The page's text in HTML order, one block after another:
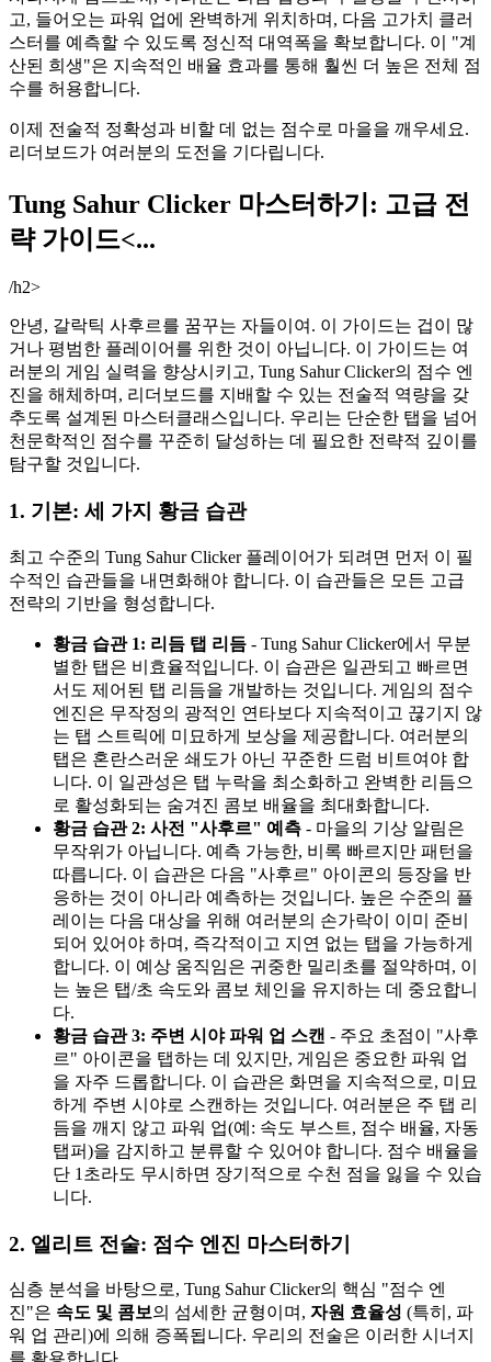
고, 들어오는 파워 업에 완벽하게 위치하며, 다음 고가치 클러
스터를 예측할 수 있도록 정신적 대역폭을 확보합니다. 이 "계
산된 희생"은 지속적인 배율 효과를 통해 훨씬 더 높은 전체 점
수를 허용합니다.
이제 전술적 정확성과 비할 데 없는 점수로 마을을 깨우세요.
리더보드가 여러분의 도전을 기다립니다.
Tung Sahur Clicker 마스터하기: 고급 전
략 가이드<...
/h2>
안녕, 갈락틱 사후르를 꿈꾸는 자들이여. 이 가이드는 겁이 많
거나 평범한 플레이어를 위한 것이 아닙니다. 이 가이드는 여
러분의 게임 실력을 향상시키고, Tung Sahur Clicker의 점수 엔
진을 해체하며, 리더보드를 지배할 수 있는 전술적 역량을 갖
추도록 설계된 마스터클래스입니다. 우리는 단순한 탭을 넘어
천문학적인 점수를 꾸준히 달성하는 데 필요한 전략적 깊이를
탐구할 것입니다.
1. 기본: 세 가지 황금 습관
최고 수준의 Tung Sahur Clicker 플레이어가 되려면 먼저 이 필
수적인 습관들을 내면화해야 합니다. 이 습관들은 모든 고급
전략의 기반을 형성합니다.
황금 습관 1: 리듬 탭 리듬 - Tung Sahur Clicker에서 무분
별한 탭은 비효율적입니다. 이 습관은 일관되고 빠르면
서도 제어된 탭 리듬을 개발하는 것입니다. 게임의 점수
엔진은 무작정의 광적인 연타보다 지속적이고 끊기지 않
는 탭 스트릭에 미묘하게 보상을 제공합니다. 여러분의
탭은 혼란스러운 쇄도가 아닌 꾸준한 드럼 비트여야 합
니다. 이 일관성은 탭 누락을 최소화하고 완벽한 리듬으
로 활성화되는 숨겨진 콤보 배율을 최대화합니다.
황금 습관 2: 사전 "사후르" 예측 - 마을의 기상 알림은
무작위가 아닙니다. 예측 가능한, 비록 빠르지만 패턴을
따릅니다. 이 습관은 다음 "사후르" 아이콘의 등장을 반
응하는 것이 아니라 예측하는 것입니다. 높은 수준의 플
레이는 다음 대상을 위해 여러분의 손가락이 이미 준비
되어 있어야 하며, 즉각적이고 지연 없는 탭을 가능하게
합니다. 이 예상 움직임은 귀중한 밀리초를 절약하며, 이
는 높은 탭/초 속도와 콤보 체인을 유지하는 데 중요합니
다.
황금 습관 3: 주변 시야 파워 업 스캔 - 주요 초점이 "사후
르" 아이콘을 탭하는 데 있지만, 게임은 중요한 파워 업
을 자주 드롭합니다. 이 습관은 화면을 지속적으로, 미묘
하게 주변 시야로 스캔하는 것입니다. 여러분은 주 탭 리
듬을 깨지 않고 파워 업(예: 속도 부스트, 점수 배율, 자동
탭퍼)을 감지하고 분류할 수 있어야 합니다. 점수 배율을
단 1초라도 무시하면 장기적으로 수천 점을 잃을 수 있습
니다.
2. 엘리트 전술: 점수 엔진 마스터하기
심층 분석을 바탕으로, Tung Sahur Clicker의 핵심 "점수 엔
진"은 속도 및 콤보의 섬세한 균형이며, 자원 효율성 (특히, 파
워 업 관리)에 의해 증폭됩니다. 우리의 전술은 이러한 시너지